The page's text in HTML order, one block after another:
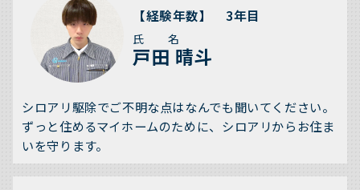
【経験年数】 3年目
氏 名
戸田 晴斗
シロアリ駆除でご不明な点はなんでも聞いてください。
ずっと住めるマイホームのために、シロアリからお住ま
いを守ります。